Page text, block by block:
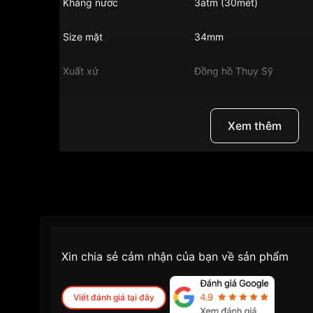
Size mặt 34mm
Xuất xứ Đồng hồ Thụy Sỹ
Mặt tròn
Giờ, phút, giây,
Độ dầy 10mm
Xem thêm
Xin chia sẻ cảm nhận của bạn về sản phẩm
Viết đánh giá tại đây